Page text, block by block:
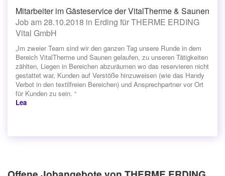
Mitarbeiter im Gästeservice der VitalTherme & Saunen
Job am 28.10.2018 in Erding für THERME ERDING
Vital GmbH
„Im zweier Team sind wir den ganzen Tag unsere Runde in dem
Bereich VitalTherme und Saunen gelaufen, zu unseren Tätigkeiten
zählten, Liegen in Bereichen abzuräumen wo das reservieren nicht
gestattet war, Kunden auf Verstöße hinzuweisen (wie das Handy
Verbot in den textilfreien Bereichen) und Ansprechpartner vor Ort
für Kunden zu sein. “
Lea